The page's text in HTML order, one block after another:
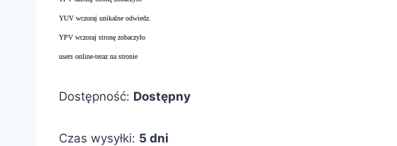
YUV wczoraj unikalne odwiedz.
YPV wczoraj stronę zobaczyło
users online-teraz na stronie
Dostępność: Dostępny
Czas wysyłki: 5 dni